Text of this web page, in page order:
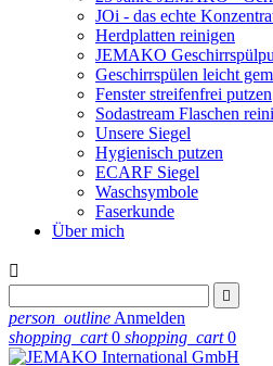
JOi - das echte
Herdplatten reinigen
JEMAKO
Geschirrspülen leicht
Fenster streifenfrei putzen
Sodastream Flaschen
Unsere Siegel
Hygienisch putzen
ECARF Siegel
Waschsymbole
Faserkunde
Über mich


person_outline Anmelden
shopping_cart 0 shopping_cart 0